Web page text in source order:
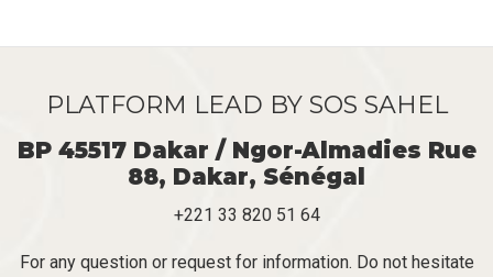
PLATFORM LEAD BY SOS SAHEL
BP 45517 Dakar / Ngor-Almadies Rue
88, Dakar, Sénégal
+221 33 820 51 64
For any question or request for information. Do not hesitate